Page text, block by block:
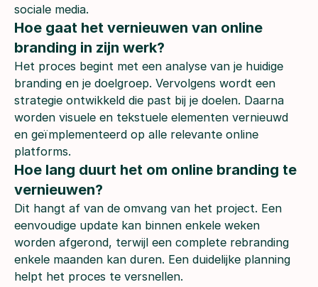
sociale media.
Hoe gaat het vernieuwen van online
branding in zijn werk?
Het proces begint met een analyse van je huidige
branding en je doelgroep. Vervolgens wordt een
strategie ontwikkeld die past bij je doelen. Daarna
worden visuele en tekstuele elementen vernieuwd
en geïmplementeerd op alle relevante online
platforms.
Hoe lang duurt het om online branding te
vernieuwen?
Dit hangt af van de omvang van het project. Een
eenvoudige update kan binnen enkele weken
worden afgerond, terwijl een complete rebranding
enkele maanden kan duren. Een duidelijke planning
helpt het proces te versnellen.